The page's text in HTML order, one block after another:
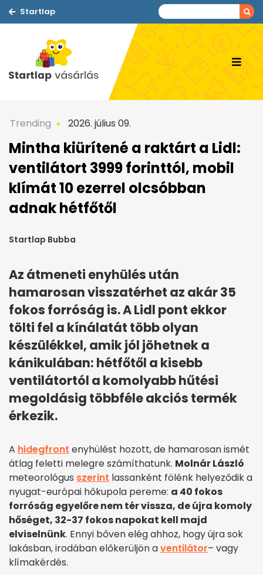
Startlap
Trending 2026. július 09.
Mintha kiürítené a raktárt a Lidl:
ventilátort 3999 forinttól, mobil
klímát 10 ezerrel olcsóbban
adnak hétfőtől
Startlap Bubba
Az átmeneti enyhülés után
hamarosan visszatérhet az akár 35
fokos forróság is. A Lidl pont ekkor
tölti fel a kínálatát több olyan
készülékkel, amik jól jöhetnek a
kánikulában: hétfőtől a kisebb
ventilátortól a komolyabb hűtési
megoldásig többféle akciós termék
érkezik.
A hidegfront enyhülést hozott, de hamarosan ismét
átlag feletti melegre számíthatunk. Molnár László
meteorológus szerint lassanként fölénk helyeződik a
nyugat-európai hőkupola pereme: a 40 fokos
forróság egyelőre nem tér vissza, de újra komoly
hőséget, 32-37 fokos napokat kell majd
elviselnünk. Ennyi bőven elég ahhoz, hogy újra sok
lakásban, irodában előkerüljön aventilátor– vagy
klímakérdés.